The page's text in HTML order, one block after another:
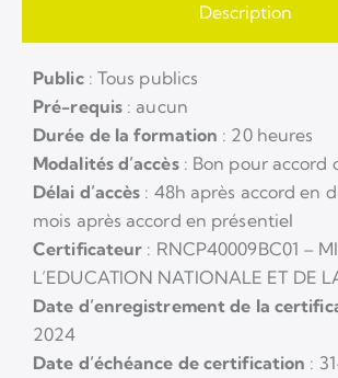
Description
Public: Tous publics
Pré-requis : aucun
Durée de la formation : 20 heures
Modalités d’accès: Bon pour accord
Délai d’accès : 48h après accord en
mois après accord en présentiel
Certificateur : RNCP40009BC01 –
L’EDUCATION NATIONALE ET DE
Date d’enregistrement de la
2024
Date d’échéance de certification :